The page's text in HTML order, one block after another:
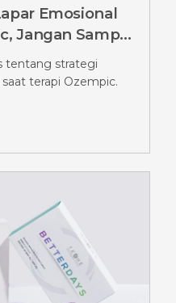
Emosional
Jangan Sampai
tentang strategi
terapi Ozempic.